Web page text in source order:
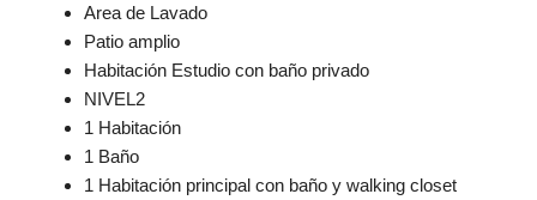
Area de Lavado
Patio amplio
Habitación Estudio con baño privado
NIVEL2
1 Habitación
1 Baño
1 Habitación principal con baño y walking closet